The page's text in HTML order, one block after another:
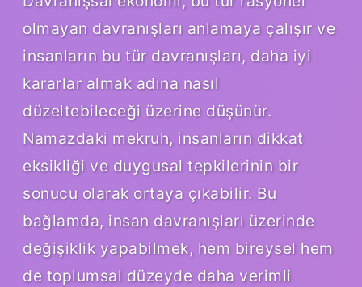
olmayan davranışları anlamaya çalışır ve
insanların bu tür davranışları, daha iyi
kararlar almak adına nasıl
düzeltebileceği üzerine düşünür.
Namazdaki mekruh, insanların dikkat
eksikliği ve duygusal tepkilerinin bir
sonucu olarak ortaya çıkabilir. Bu
bağlamda, insan davranışları üzerinde
değişiklik yapabilmek, hem bireysel hem
de toplumsal düzeyde daha verimli